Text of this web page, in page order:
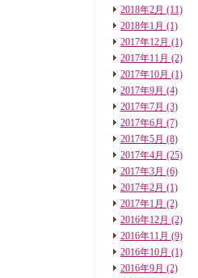
2018年2月 (11)
2018年1月 (1)
2017年12月 (1)
2017年11月 (2)
2017年10月 (1)
2017年9月 (4)
2017年7月 (3)
2017年6月 (7)
2017年5月 (8)
2017年4月 (25)
2017年3月 (6)
2017年2月 (1)
2017年1月 (2)
2016年12月 (2)
2016年11月 (9)
2016年10月 (1)
2016年9月 (2)